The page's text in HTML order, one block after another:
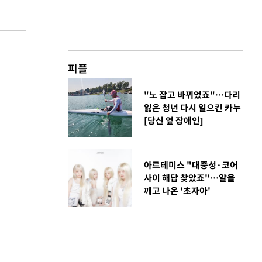
피플
"노 잡고 바뀌었죠"…다리
잃은 청년 다시 일으킨 카누
[당신 옆 장애인]
아르테미스 "대중성·코어
사이 해답 찾았죠"…알을
깨고 나온 '초자아'